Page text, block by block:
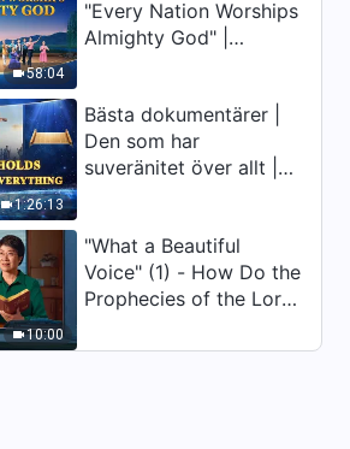
Dagliga ord från Gud: Verkets
tre stadier | Utdrag 36
Dagliga ord från Gud: Verkets
tre stadier | Utdrag 37
Dagliga ord från Gud: Verkets
tre stadier | Utdrag 44
58:04
"Every Nation Worships
Almighty God" |
1:26:13
Bästa dokumentärer |
Den som har
suveränitet över allt |
10:00
"What a Beautiful
Voice" (1) - How Do the
Prophecies of the Lord
True